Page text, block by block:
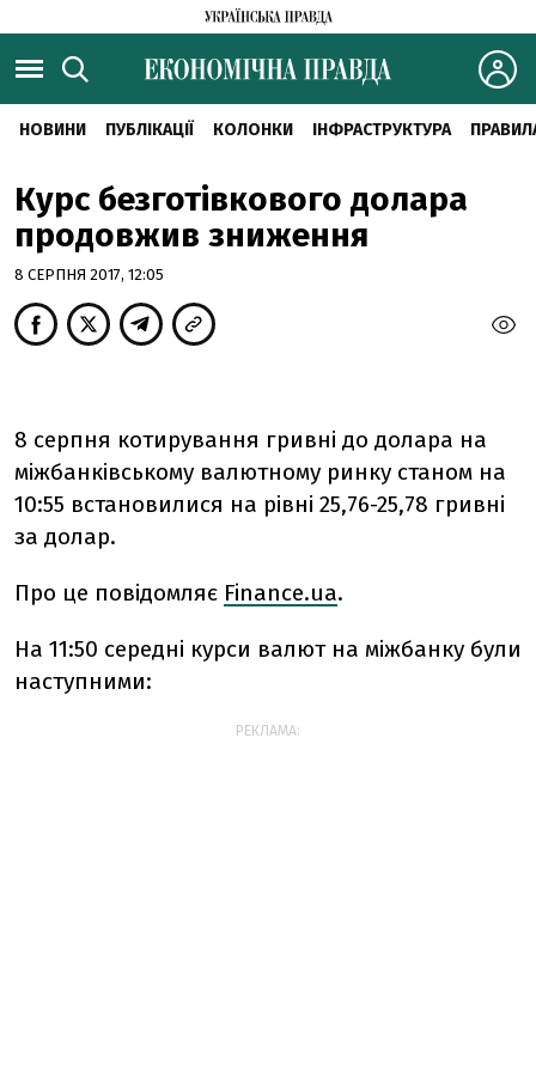
НОВИНИ ПУБЛІКАЦІЇ КОЛОНКИ ІНФРАСТРУКТУРА
Курс безготівкового долара
продовжив зниження
8 СЕРПНЯ 2017, 12:05
8 серпня котирування гривні до долара на
міжбанківському валютному ринку станом на
10:55 встановилися на рівні 25,76-25,78 гривні
за долар.
Про це повідомляє Finance.ua.
На 11:50 середні курси валют на міжбанку були
наступними:
РЕКЛАМА: